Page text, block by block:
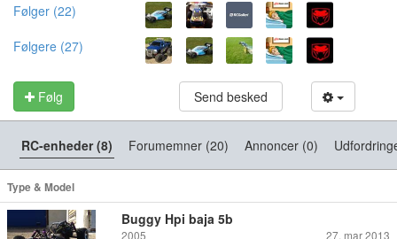
Følger (22)
Følgere (27)
Følg Send besked
RC-enheder (8) Forumemner (20) Annoncer (0)
Type & Model
Buggy Hpi baja 5b
2005
27. mar 2013